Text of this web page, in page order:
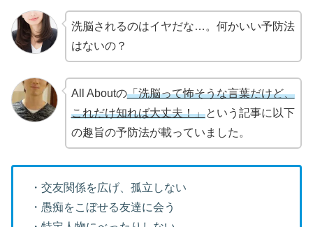
洗脳されるのはイヤだな…。何かいい予防法
はないの？
All Aboutの「洗脳って怖そうな言葉だけど、
これだけ知れば大丈夫！」という記事に以下
の趣旨の予防法が載っていました。
・交友関係を広げ、孤立しない
・愚痴をこぼせる友達に会う